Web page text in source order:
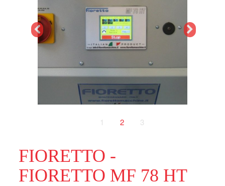
1 2 3
FIORETTO -
FIORETTO MF 78 HT